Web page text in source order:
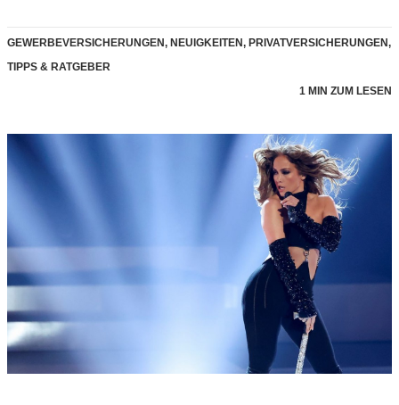
GEWERBEVERSICHERUNGEN, NEUIGKEITEN, PRIVATVERSICHERUNGEN,
TIPPS & RATGEBER
1 MIN ZUM LESEN